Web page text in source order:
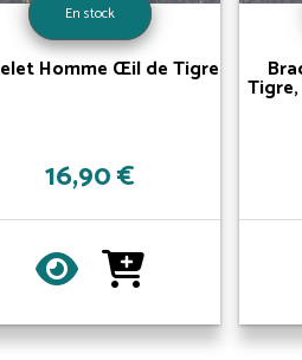
En stock
Homme Œil de Tigre
16,90 €